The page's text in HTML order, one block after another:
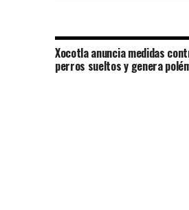
Xocotla anuncia medidas
perros sueltos y genera